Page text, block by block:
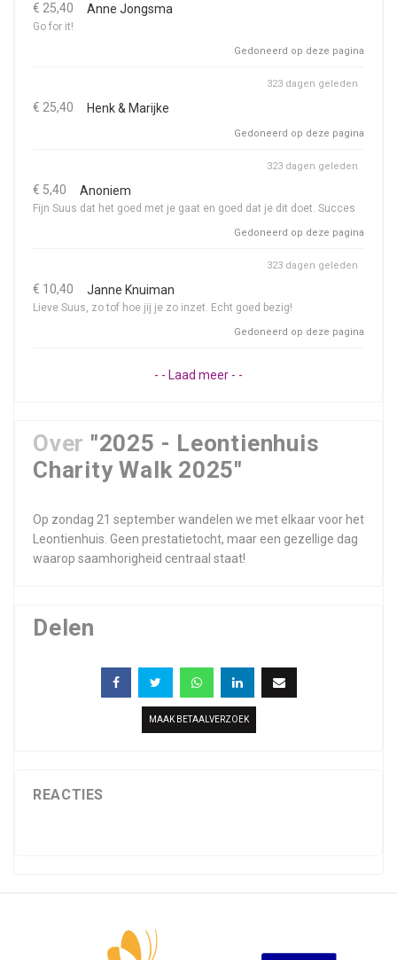
€ 25,40 Anne Jongsma
Go for it!
Gedoneerd op deze pagina
€ 25,40 Henk & Marijke
323 dagen geleden
Gedoneerd op deze pagina
€ 5,40 Anoniem
Fijn Suus dat het goed met je gaat en goed dat je dit doet. Succes
323 dagen geleden
Gedoneerd op deze pagina
€ 10,40 Janne Knuiman
Lieve Suus, zo tof hoe jij je zo inzet. Echt goed bezig!
323 dagen geleden
Gedoneerd op deze pagina
- - Laad meer - -
Over "2025 - Leontienhuis
Charity Walk 2025"
Op zondag 21 september wandelen we met elkaar voor het
Leontienhuis. Geen prestatietocht, maar een gezellige dag
waarop saamhorigheid centraal staat!
Delen
MAAK BETAALVERZOEK
REACTIES